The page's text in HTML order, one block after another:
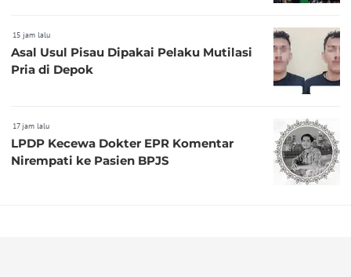
15 jam lalu
Asal Usul Pisau Dipakai Pelaku Mutilasi
Pria di Depok
17 jam lalu
LPDP Kecewa Dokter EPR Komentar
Nirempati ke Pasien BPJS